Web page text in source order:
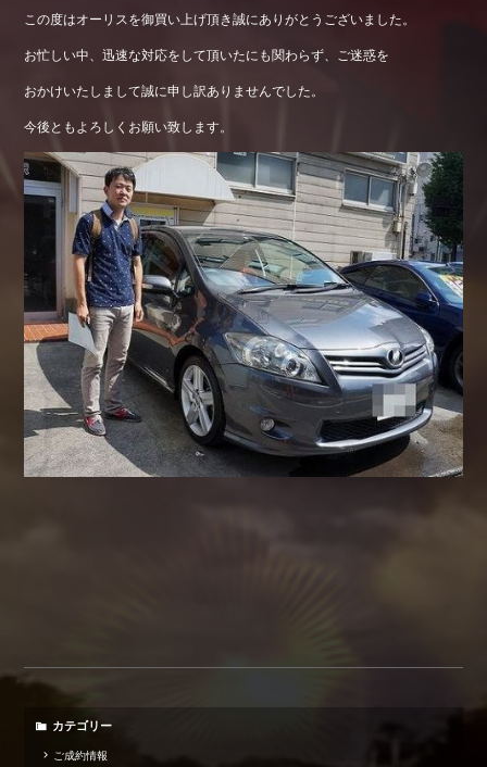
この度はオーリスを御買い上げ頂き誠にありがとうございました。
お忙しい中、迅速な対応をして頂いたにも関わらず、ご迷惑を
おかけいたしまして誠に申し訳ありませんでした。
今後ともよろしくお願い致します。
カテゴリー
ご成約情報